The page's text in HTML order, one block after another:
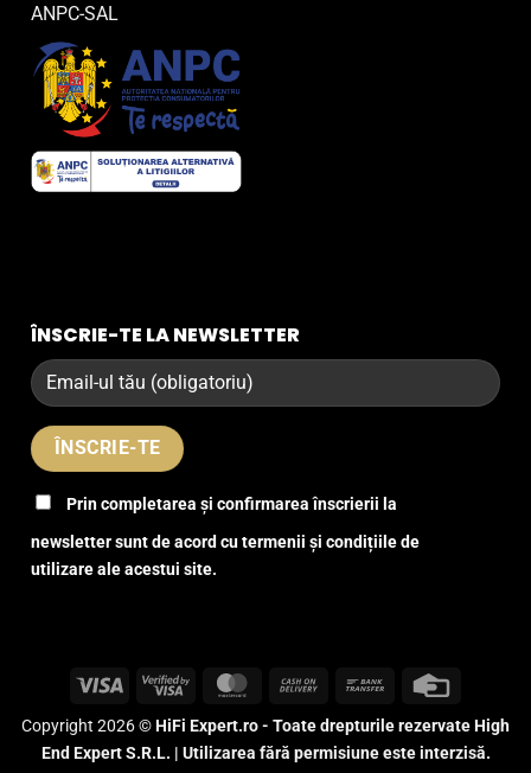
ANPC-SAL
ÎNSCRIE-TE LA NEWSLETTER
Prin completarea și confirmarea înscrierii la
newsletter sunt de acord cu termenii și condițiile de
utilizare ale acestui site.
Visa
Visa
MasterCardCash
Delivery
Bank
Copyright 2026 ©HiFi Expert.ro - Toate drepturile rezervate High
End Expert S.R.L. | Utilizarea fără permisiune este interzisă.